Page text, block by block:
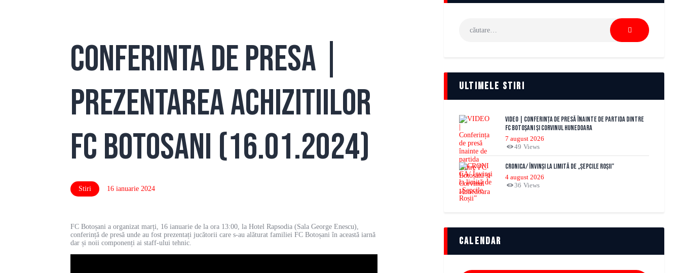
Conferinta de presa |
Prezentarea achizitiilor
FC Botosani (16.01.2024)
Stiri 16 ianuarie 2024
FC Botoșani a organizat marți, 16 ianuarie de la ora 13:00, la Hotel Rapsodia (Sala George Enescu),
conferință de presă unde au fost prezentați jucătorii care s-au alăturat familiei FC Botoșani în această iarnă
dar și noii componenți ai staff-ului tehnic.
după:
Ultimele stiri
VIDEO | Conferința de presă înainte de partida dintre
FC Botoșani și Corvinul Hunedoara
7 august 2026
49 Views
CRONICA/ Învinși la limită de „Șepcile Roșii”
4 august 2026
36 Views
Calendar